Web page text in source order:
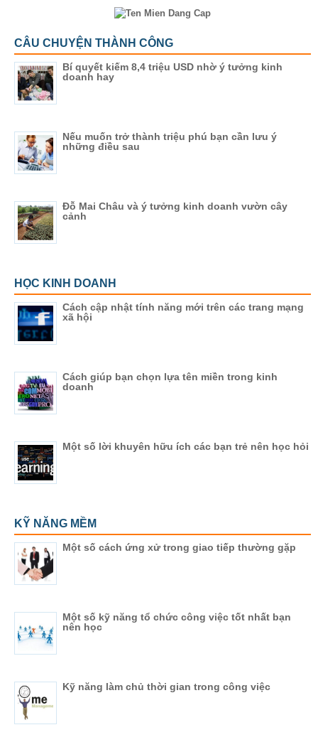
CÂU CHUYỆN THÀNH CÔNG
Bí quyết kiếm 8,4 triệu USD nhờ ý tưởng kinh
doanh hay
Nếu muốn trở thành triệu phú bạn cần lưu ý
những điều sau
Đỗ Mai Châu và ý tưởng kinh doanh vườn cây
cảnh
HỌC KINH DOANH
Cách cập nhật tính năng mới trên các trang mạng
xã hội
Cách giúp bạn chọn lựa tên miền trong kinh
doanh
Một số lời khuyên hữu ích các bạn trẻ nên học hỏi
KỸ NĂNG MỀM
Một số cách ứng xử trong giao tiếp thường gặp
Một số kỹ năng tổ chức công việc tốt nhất bạn
nên học
Kỹ năng làm chủ thời gian trong công việc